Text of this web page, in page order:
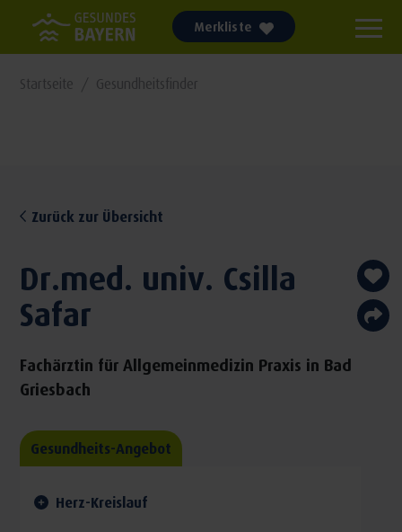
Merkliste
Startseite Gesundheitsfinder
Zurück zur Übersicht
Dr.med. univ. Csilla
Safar
Fachärztin für Allgemeinmedizin Praxis in Bad
Griesbach
Gesundheits-Angebot
Herz-Kreislauf